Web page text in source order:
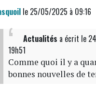
le 25/05/2025 à 09:16
Actualités a écrit le
19h51
Comme quoi il y a
bonnes nouvelles de